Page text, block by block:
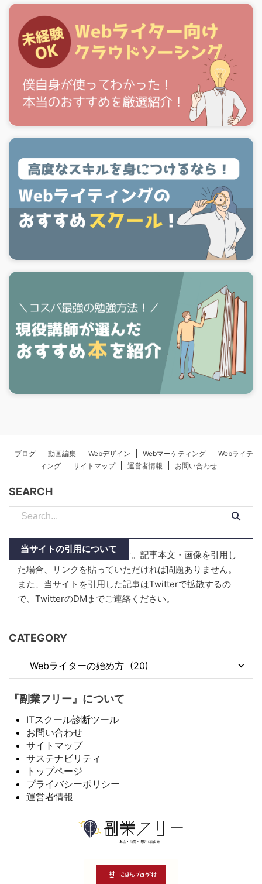
ブログ 動画編集 Webデザイン Webマーケティング
Webライテ
ィング
サイトマップ 運営者情報 お問い合わせ
SEARCH
当サイトの引用について
当サイトはリンクフリーです。記事本文・画像を引用し
た場合、リンクを貼っていただければ問題ありません。
また、当サイトを引用した記事はTwitterで拡散するの
で、TwitterのDMまでご連絡ください。
CATEGORY
『副業フリー』について
ITスクール診断ツール
お問い合わせ
サイトマップ
サステナビリティ
トップページ
プライバシーポリシー
運営者情報